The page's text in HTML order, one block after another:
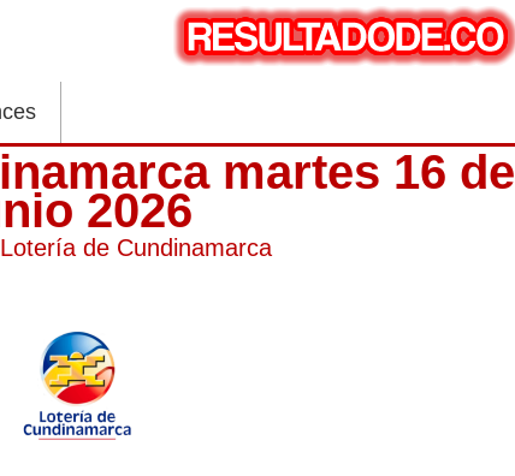
martes 16 de
2026
Lotería de Cundinamarca